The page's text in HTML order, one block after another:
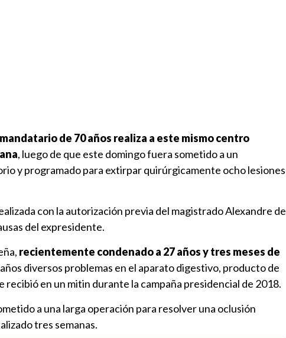
de 70 años realiza a este mismo centro
, luego de que este domingo fuera sometido a un
y programado para extirpar quirúrgicamente ocho lesiones
con la autorización previa del magistrado Alexandre de
del expresidente.
recientemente condenado a 27 años y tres meses de
diversos problemas en el aparato digestivo, producto de
recibió en un mitin durante la campaña presidencial de 2018.
a una larga operación para resolver una oclusión
tres semanas.